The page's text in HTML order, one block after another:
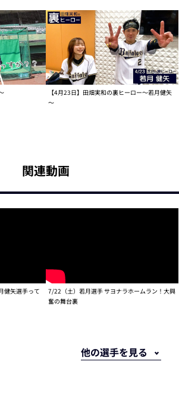
【4月23日】田畑実和の裏ヒーロー～若月健矢
～
関連動画
健矢選手って
7/22（土）若月選手 サヨナラホームラン！大興
奮の舞台裏